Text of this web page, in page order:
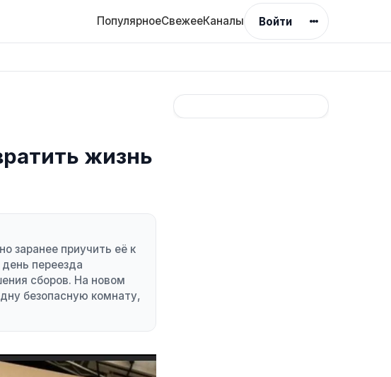
ПопулярноеСвежееКаналы Войти
жизнь
заранее приучить её к
переезда
сборов. На новом
безопасную комнату,